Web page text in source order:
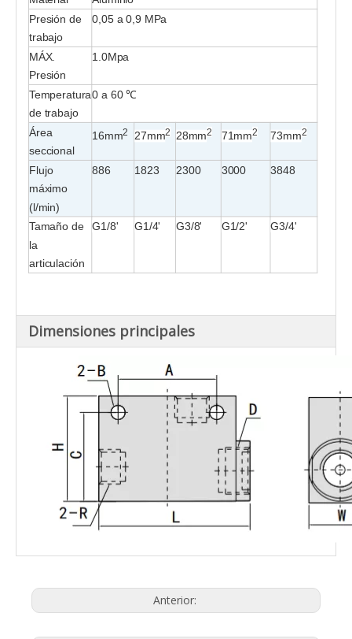
Presión de
trabajo
0,05 a 0,9 MPa
MÁX.
Presión
1.0Mpa
Temperatura
de trabajo
0 a 60 ℃
Área
seccional
16mm2 27mm2 28mm2 71mm2 73mm2
Flujo
máximo
(l/min)
886 1823 2300 3000 3848
Tamaño de
la
articulación
G1/8' G1/4' G3/8' G1/2' G3/4'
Dimensiones principales
Anterior: